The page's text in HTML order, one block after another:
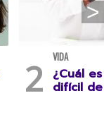
VIDA
¿Cuál
difícil